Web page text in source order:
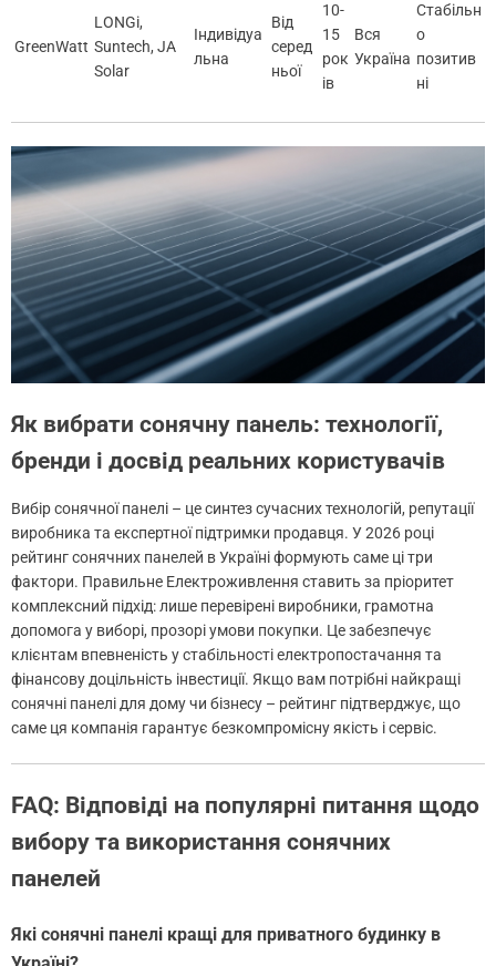
GreenWatt
LONGi,
Suntech, JA
Solar
Індивідуа
льна
Від
серед
ньої
10-
15
рок
ів
Вся
Україна
Стабільн
о
позитив
ні
Як вибрати сонячну панель: технології,
бренди і досвід реальних користувачів
Вибір сонячної панелі – це синтез сучасних технологій, репутації
виробника та експертної підтримки продавця. У 2026 році
рейтинг сонячних панелей в Україні формують саме ці три
фактори. Правильне Електроживлення ставить за пріоритет
комплексний підхід: лише перевірені виробники, грамотна
допомога у виборі, прозорі умови покупки. Це забезпечує
клієнтам впевненість у стабільності електропостачання та
фінансову доцільність інвестиції. Якщо вам потрібні найкращі
сонячні панелі для дому чи бізнесу – рейтинг підтверджує, що
саме ця компанія гарантує безкомпромісну якість і сервіс.
FAQ: Відповіді на популярні питання щодо
вибору та використання сонячних
панелей
Які сонячні панелі кращі для приватного будинку в